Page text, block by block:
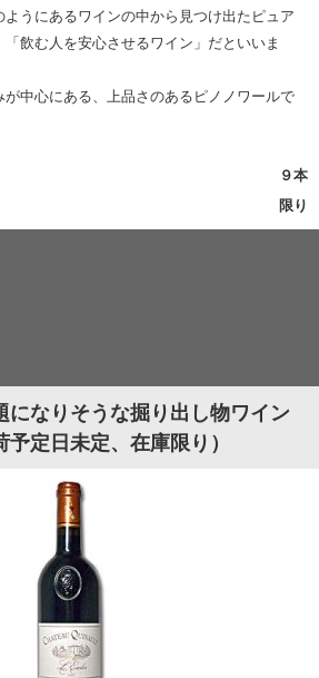
うにあるワインの中から見つけ出たピュア
飲む人を安心させるワイン」だといいま
中心にある、上品さのあるピノノワールで
９本
限り
になりそうな掘り出し物ワイン
予定日未定、在庫限り）